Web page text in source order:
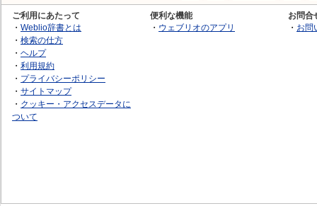
ご利用にあたって
・ Weblio辞書とは
・ 検索の仕方
・ ヘルプ
・ 利用規約
・ プライバシーポリシー
・ サイトマップ
・ クッキー・アクセスデータに
ついて
便利な機能
・ ウェブリオのアプリ
お問合
・ お問